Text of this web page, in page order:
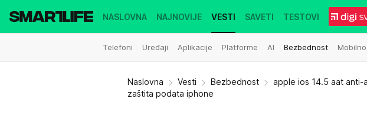
NASLOVNA NAJNOVIJE VESTI
Telefoni Uređaji Aplikacije Platforme AI Bezbednost
SAVETI TESTOVI
Naslovna Vesti Bezbednost
apple ios 14.5 aat
zaštita podata iphone